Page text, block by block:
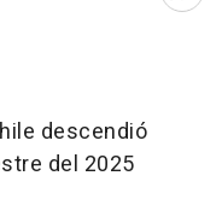
descendió
del 2025